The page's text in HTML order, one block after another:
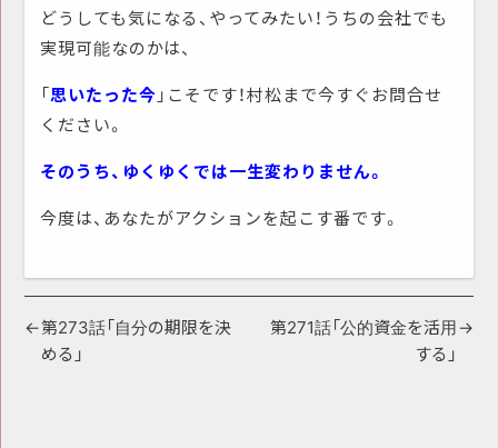
どうしても気になる、やってみたい！うちの会社でも
実現可能なのかは、
「思いたった今 」こそです！村松まで今すぐお問合せ
ください。
そのうち、ゆくゆくでは一生変わりません。
今度は、あなたがアクションを起こす番です。
投
稿
第271話「公的資金を活用
する」
第273話「自分の期限を決
める」